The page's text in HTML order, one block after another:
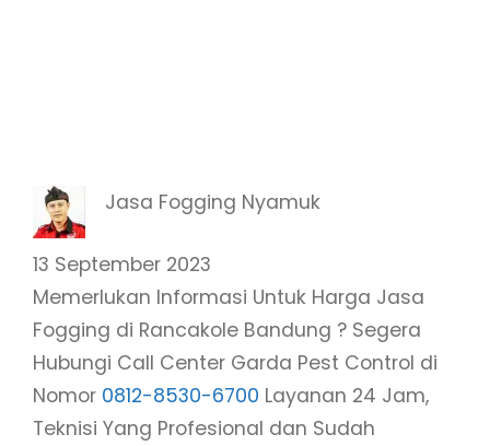
Jasa Fogging Nyamuk
13 September 2023
Memerlukan Informasi Untuk Harga Jasa
Fogging di Rancakole Bandung ? Segera
Hubungi Call Center Garda Pest Control di
Nomor 0812-8530-6700 Layanan 24 Jam,
Teknisi Yang Profesional dan Sudah